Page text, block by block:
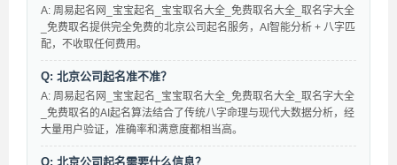
A: 周易起名网_宝宝起名_宝宝取名大全_免费取名大全_取名字大全
_免费取名提供完全免费的北京公司起名服务，AI智能分析 + 八字匹
配，不收取任何费用。
Q: 北京公司起名准不准？
A: 周易起名网_宝宝起名_宝宝取名大全_免费取名大全_取名字大全
_免费取名的AI起名算法结合了传统八字命理与现代大数据分析，经
大量用户验证，准确率和满意度都相当高。
Q: 北京公司起名需要什么信息？